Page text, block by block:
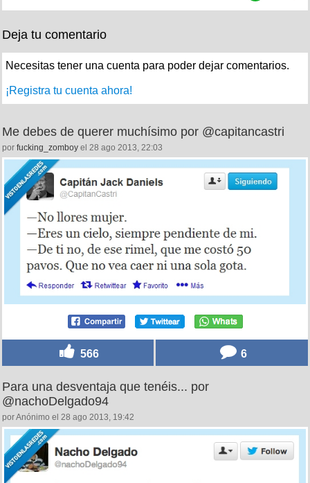
Deja tu comentario
Necesitas tener una cuenta para poder dejar comentarios.
¡Registra tu cuenta ahora!
Me debes de querer muchísimo por @capitancastri
por fucking_zomboy el 28 ago 2013, 22:03
566 6
Para una desventaja que tenéis... por
@nachoDelgado94
por Anónimo el 28 ago 2013, 19:42